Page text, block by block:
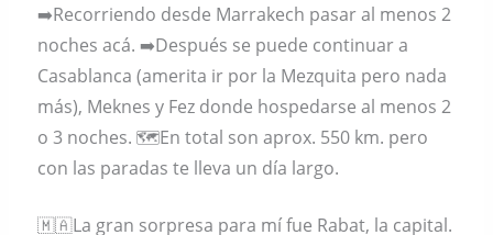
➡️Recorriendo desde Marrakech pasar al menos 2
noches acá. ➡️Después se puede continuar a
Casablanca (amerita ir por la Mezquita pero nada
más), Meknes y Fez donde hospedarse al menos 2
o 3 noches. 🗺En total son aprox. 550 km. pero
con las paradas te lleva un día largo.
🇲🇦La gran sorpresa para mí fue Rabat, la capital.